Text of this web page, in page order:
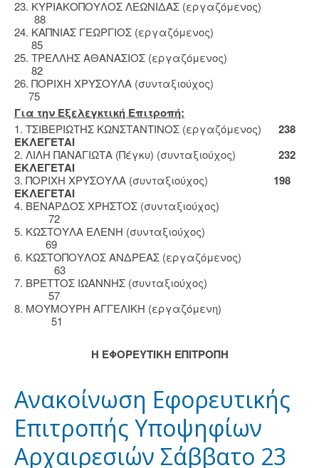
23. ΚΥΡΙΑΚΟΠΟΥΛΟΣ ΛΕΩΝΙΔΑΣ (εργαζόμενος)
88
24. ΚΑΠΝΙΑΣ ΓΕΩΡΓΙΟΣ (εργαζόμενος)
85
25. ΤΡΕΛΛΗΣ ΑΘΑΝΑΣΙΟΣ (εργαζόμενος)
82
26. ΠΟΡΙΧΗ ΧΡΥΣΟΥΛΑ (συνταξιούχος)
75
Για την Εξελεγκτική Επιτροπή:
1. ΤΣΙΒΕΡΙΩΤΗΣ ΚΩΝΣΤΑΝΤΙΝΟΣ (εργαζόμενος) 238
ΕΚΛΕΓΕΤΑΙ
2. ΛΙΛΗ ΠΑΝΑΓΙΩΤΑ (Πέγκυ) (συνταξιούχος)
232
ΕΚΛΕΓΕΤΑΙ
3. ΠΟΡΙΧΗ ΧΡΥΣΟΥΛΑ (συνταξιούχος) 198
ΕΚΛΕΓΕΤΑΙ
4. ΒΕΝΑΡΔΟΣ ΧΡΗΣΤΟΣ (συνταξιούχος)
72
5. ΚΩΣΤΟΥΛΑ ΕΛΕΝΗ (συνταξιούχος)
69
6. ΚΩΣΤΟΠΟΥΛΟΣ ΑΝΔΡΕΑΣ (εργαζόμενος)
63
7. ΒΡΕΤΤΟΣ ΙΩΑΝΝΗΣ (συνταξιούχος)
57
8. ΜΟΥΜΟΥΡΗ ΑΓΓΕΛΙΚΗ (εργαζόμενη)
51
Η ΕΦΟΡΕΥΤΙΚΗ ΕΠΙΤΡΟΠΗ
Ανακοίνωση Εφορευτικής
Επιτροπής Υποψηφίων
Αρχαιρεσιών Σάββατο 23